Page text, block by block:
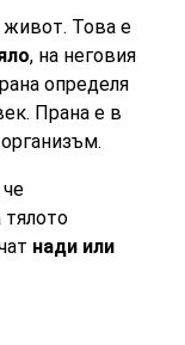
живот. Това е
, на неговия
определя
Прана е в
че
тялото
нади или